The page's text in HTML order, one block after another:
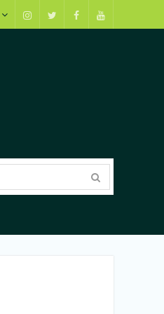
Instagram
TwitterFacebookYoutube